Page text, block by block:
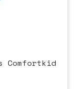
Comfortkid